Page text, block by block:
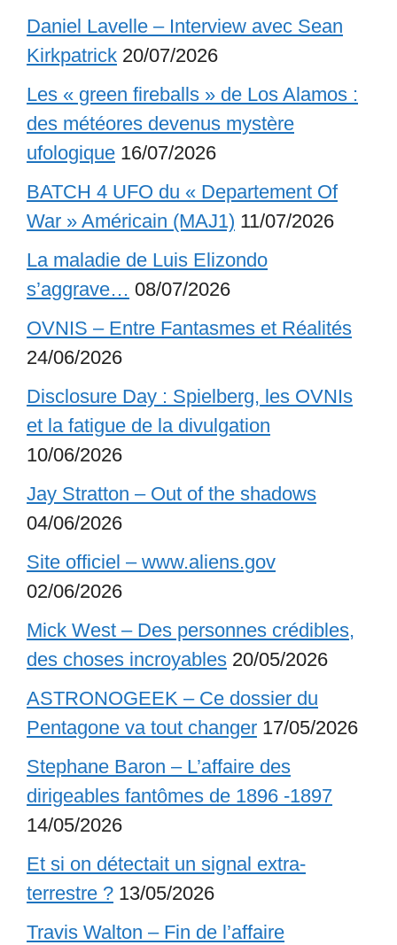
Daniel Lavelle – Interview avec Sean
Kirkpatrick 20/07/2026
Les « green fireballs » de Los Alamos :
des météores devenus mystère
ufologique 16/07/2026
BATCH 4 UFO du « Departement Of
War » Américain (MAJ1) 11/07/2026
La maladie de Luis Elizondo
s’aggrave… 08/07/2026
OVNIS – Entre Fantasmes et Réalités
24/06/2026
Disclosure Day : Spielberg, les OVNIs
et la fatigue de la divulgation
10/06/2026
Jay Stratton – Out of the shadows
04/06/2026
Site officiel – www.aliens.gov
02/06/2026
Mick West – Des personnes crédibles,
des choses incroyables 20/05/2026
ASTRONOGEEK – Ce dossier du
Pentagone va tout changer 17/05/2026
Stephane Baron – L’affaire des
dirigeables fantômes de 1896 -1897
14/05/2026
Et si on détectait un signal extra-
terrestre ? 13/05/2026
Travis Walton – Fin de l’affaire